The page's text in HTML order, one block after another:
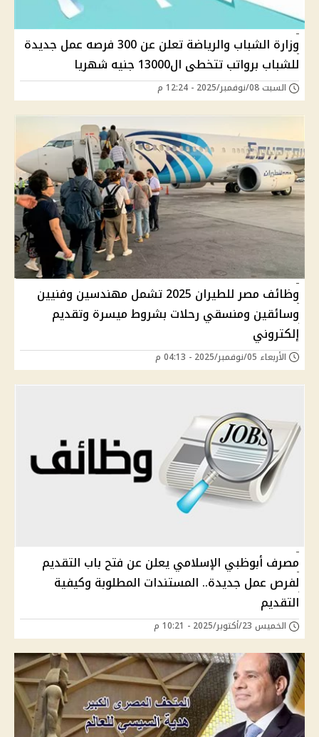
وزارة الشباب والرياضة تعلن عن 300 فرصه عمل جديدة
للشباب برواتب تتخطى ال13000 جنيه شهريا
السبت 08/نوفمبر/2025 - 12:24 م
وظائف مصر للطيران 2025 تشمل مهندسين وفنيين
وسائقين ومنسقي رحلات بشروط ميسرة وتقديم
إلكتروني
الأربعاء 05/نوفمبر/2025 - 04:13 م
مصرف أبوظبي الإسلامي يعلن عن فتح باب التقديم
لفرص عمل جديدة.. المستندات المطلوبة وكيفية
التقديم
الخميس 23/أكتوبر/2025 - 10:21 م